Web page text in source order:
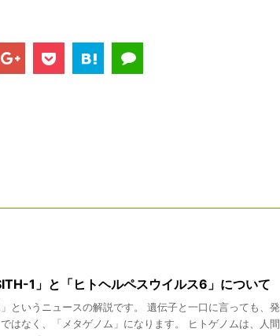
1」と「ヒトヘルペスウイルス6」について
というニュースの解説です。 遺伝子と一口に言っても、発
はなく、「メタゲノム」になります。 ヒトゲノムは、人間